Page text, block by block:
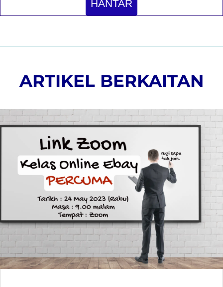
HANTAR
ARTIKEL BERKAITAN